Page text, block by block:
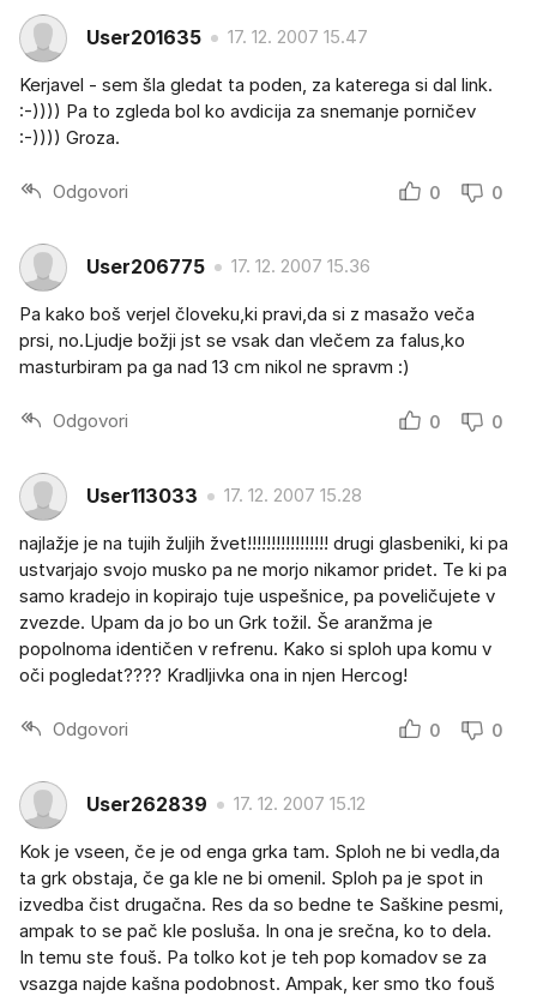
User201635 17. 12. 2007 15.47
Kerjavel - sem šla gledat ta poden, za katerega si dal link.
:-)))) Pa to zgleda bol ko avdicija za snemanje porničev
:-)))) Groza.
Odgovori 0 0
User206775 17. 12. 2007 15.36
Pa kako boš verjel človeku,ki pravi,da si z masažo veča
prsi, no.Ljudje božji jst se vsak dan vlečem za falus,ko
masturbiram pa ga nad 13 cm nikol ne spravm :)
Odgovori 0 0
User113033 17. 12. 2007 15.28
najlažje je na tujih žuljih žvet!!!!!!!!!!!!!!!!! drugi glasbeniki, ki pa
ustvarjajo svojo musko pa ne morjo nikamor pridet. Te ki pa
samo kradejo in kopirajo tuje uspešnice, pa poveličujete v
zvezde. Upam da jo bo un Grk tožil. Še aranžma je
popolnoma identičen v refrenu. Kako si sploh upa komu v
oči pogledat???? Kradljivka ona in njen Hercog!
Odgovori 0 0
User262839 17. 12. 2007 15.12
Kok je vseen, če je od enga grka tam. Sploh ne bi vedla,da
ta grk obstaja, če ga kle ne bi omenil. Sploh pa je spot in
izvedba čist drugačna. Res da so bedne te Saškine pesmi,
ampak to se pač kle posluša. In ona je srečna, ko to dela.
In temu ste fouš. Pa tolko kot je teh pop komadov se za
vsazga najde kašna podobnost. Ampak, ker smo tko fouš